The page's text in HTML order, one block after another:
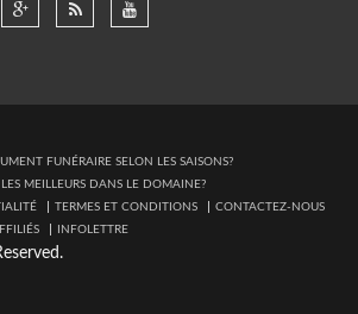
FUNÉRAIRE SELON LES SAISONS?
MEILLEURS DANS LE DOMAINE?
TERMES ET CONDITIONS
CONTACTEZ-NOUS
INFOLETTRE